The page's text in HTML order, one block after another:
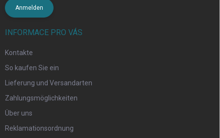
Anmelden
INFORMACE PRO VÁS
Kontakte
So kaufen Sie ein
Lieferung und Versandarten
Zahlungsmöglichkeiten
Über uns
Reklamationsordnung